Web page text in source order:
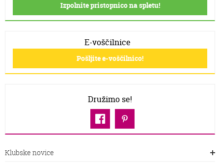
Izpolnite pristopnico na spletu!
E-voščilnice
Pošljite e-voščilnico!
Družimo se!
Klubske novice